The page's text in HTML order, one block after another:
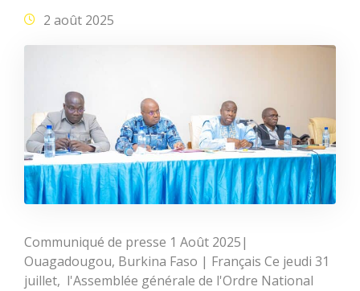
2 août 2025
Communiqué de presse 1 Août 2025|
Ouagadougou, Burkina Faso | Français Ce jeudi 31
juillet, l'Assemblée générale de l'Ordre National